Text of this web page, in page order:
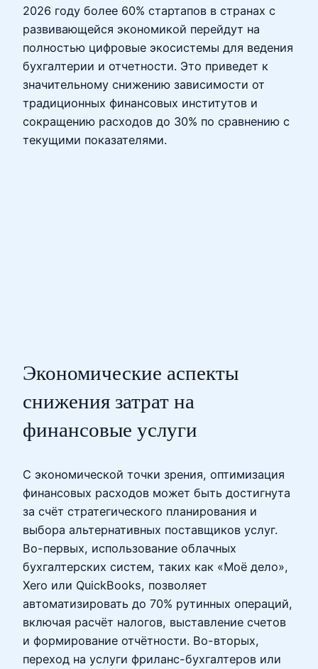
2026 году более 60% стартапов в странах с
развивающейся экономикой перейдут на
полностью цифровые экосистемы для ведения
бухгалтерии и отчетности. Это приведет к
значительному снижению зависимости от
традиционных финансовых институтов и
сокращению расходов до 30% по сравнению с
текущими показателями.
Экономические аспекты
снижения затрат на
финансовые услуги
С экономической точки зрения, оптимизация
финансовых расходов может быть достигнута
за счёт стратегического планирования и
выбора альтернативных поставщиков услуг.
Во-первых, использование облачных
бухгалтерских систем, таких как «Моё дело»,
Xero или QuickBooks, позволяет
автоматизировать до 70% рутинных операций,
включая расчёт налогов, выставление счетов
и формирование отчётности. Во-вторых,
переход на услуги фриланс-бухгалтеров или